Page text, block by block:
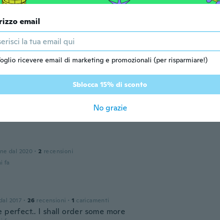
dal 2019 · 8 recensioni
dal 2017 · 3 recensioni
fa
dal 2020 · 2 recensioni
fa
2017 · 26 recensioni · 1 caricamenti
perfect.. I shall order some more
email
ricevere email di marketing e promozionali (per risparmiare!)
Sblocca 15% di sconto
No grazie